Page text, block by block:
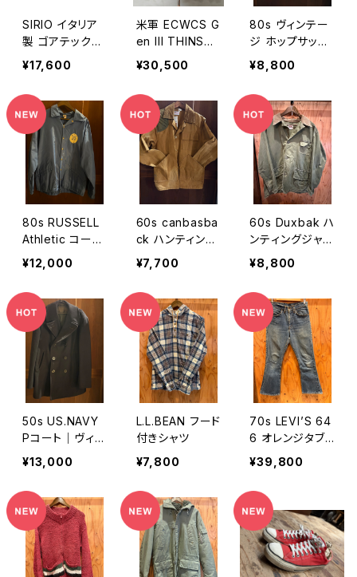
SIRIO イタリア
製 ゴアテックス
ハイキングブー
ツ 27cm
¥17,600
米軍 ECWCS G
en III THINSUL
ATE（シンサレー
ト）Level 7 ジャ
ケット
¥30,500
80s ヴィンテー
ジ ホップサック
シャツ ブラウン
チェック 長袖 ウ
ール混 メンズ 4
1/42
¥8,800
80s RUSSELL
Athletic コーチ
ジャケット
¥12,000
60s canbasba
ck ハンティング
ジャケット
¥7,700
60s Duxbak ハ
ンティングジャケ
ット
¥8,800
50s US.NAVY
Pコート｜ヴィン
テージウールコ
ート
¥13,000
L.L.BEAN フード
付きシャツ
¥7,800
70s LEVI’S 64
6 オレンジタブ
スモールe ボタ
ン裏23 42タロ
ン
¥39,800